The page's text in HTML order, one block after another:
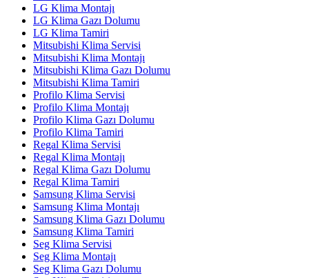
LG Klima Montajı
LG Klima Gazı Dolumu
LG Klima Tamiri
Mitsubishi Klima Servisi
Mitsubishi Klima Montajı
Mitsubishi Klima Gazı Dolumu
Mitsubishi Klima Tamiri
Profilo Klima Servisi
Profilo Klima Montajı
Profilo Klima Gazı Dolumu
Profilo Klima Tamiri
Regal Klima Servisi
Regal Klima Montajı
Regal Klima Gazı Dolumu
Regal Klima Tamiri
Samsung Klima Servisi
Samsung Klima Montajı
Samsung Klima Gazı Dolumu
Samsung Klima Tamiri
Seg Klima Servisi
Seg Klima Montajı
Seg Klima Gazı Dolumu